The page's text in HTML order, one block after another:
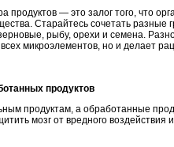
продуктов — это залог того, что
Старайтесь сочетать разные
рыбу, орехи и семена.
микроэлементов, но и делает
продуктов
продуктам, а обработанные
мозг от вредного